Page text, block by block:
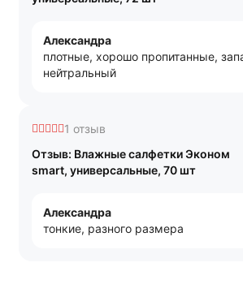
Александра
плотные, хорошо пропитанные,
нейтральный
1 отзыв
Отзыв: Влажные салфетки Эконом
smart, универсальные, 70 шт
Александра
тонкие, разного размера